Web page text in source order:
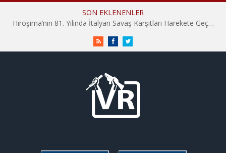
SON EKLENENLER
Hiroşima’nın 81. Yılında İtalyan Savaş Karşıtları Harekete Geçti: “Hatırlamak yeterli değil”
RSS FacebookTwitter